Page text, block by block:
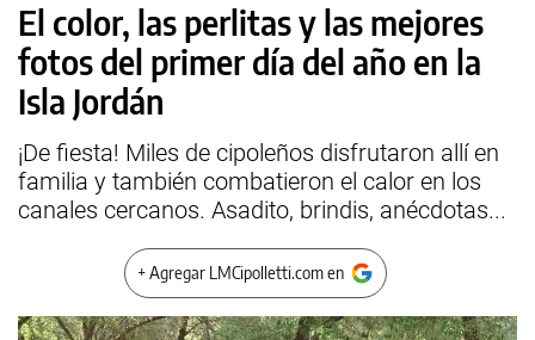
El color, las perlitas y las mejores
fotos del primer día del año en la
Isla Jordán
¡De fiesta! Miles de cipoleños disfrutaron allí en
familia y también combatieron el calor en los
canales cercanos. Asadito, brindis, anécdotas...
+ Agregar LMCipolletti.com en